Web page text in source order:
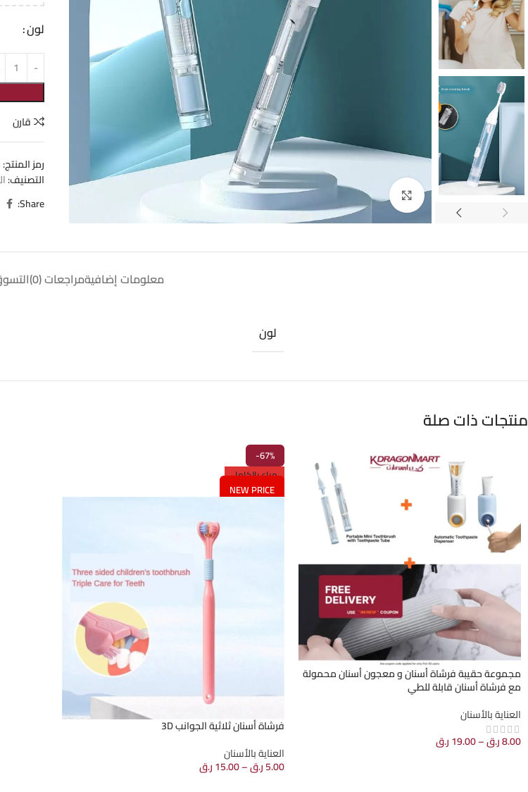
Click to enlarge
لون
قارن
رمز المنتج:
التصنيف:
Share:
معلومات إضافيةمراجعات (0)
لون
منتجات ذات صلة
مجموعة حقيبة فرشاة أسنان و معجون أسنان محمولة
مع فرشاة أسنان قابلة للطي
العناية بالأسنان
8.00ر.ق–
19.00ر.ق
-67%
مباع بالكامل
NEW PRICE
فرشاة أسنان ثلاثية الجوانب 3D
العناية بالأسنان
5.00ر.ق–
15.00ر.ق